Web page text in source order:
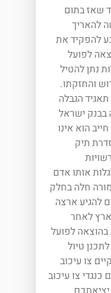
שאז בתום
להאריך
להפקיד את
לפועל
נתן להטיל
והחזקתו.
הגבלה
בבנק ישראל
הוא אינו
תיק
אותו אדם
חלה בחלק
להגיע ארצה
לאחר
בהוצאה לפועל
טיול
צו עיכוב
צו עיכוב